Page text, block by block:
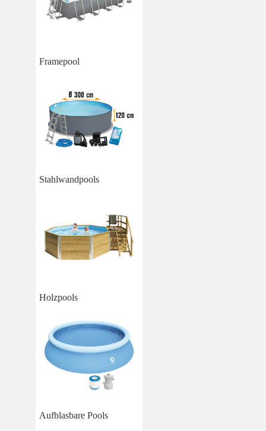
Framepool
Stahlwandpools
Holzpools
Aufblasbare Pools